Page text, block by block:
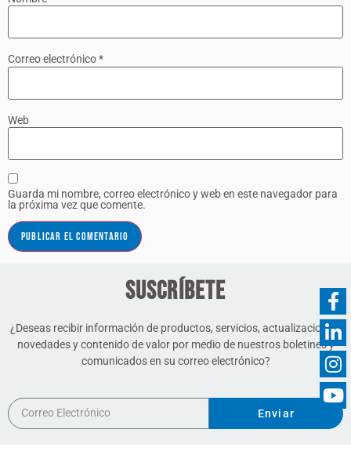
Correo electrónico*
Web
Guarda mi nombre, correo electrónico y web en este navegador para
la próxima vez que comente.
Suscríbete
¿Deseas recibir información de productos, servicios, actualizaciones,
novedades y contenido de valor por medio de nuestros boletines y
comunicados en su correo electrónico?
Enviar